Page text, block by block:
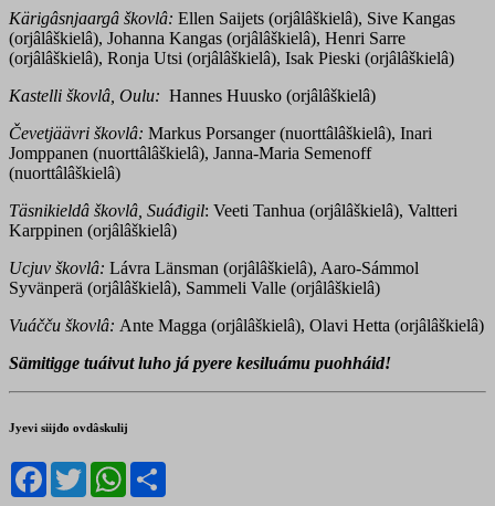
Kärigâsnjaargâ škovlâ: Ellen Saijets (orjâlâškielâ), Sive Kangas
(orjâlâškielâ), Johanna Kangas (orjâlâškielâ), Henri Sarre
(orjâlâškielâ), Ronja Utsi (orjâlâškielâ), Isak Pieski (orjâlâškielâ)
Kastelli škovlâ, Oulu: Hannes Huusko (orjâlâškielâ)
Čevetjäävri škovlâ: Markus Porsanger (nuorttâlâškielâ), Inari
Jomppanen (nuorttâlâškielâ), Janna-Maria Semenoff
(nuorttâlâškielâ)
Täsnikieldâ škovlâ, Suáđigil: Veeti Tanhua (orjâlâškielâ), Valtteri
Karppinen (orjâlâškielâ)
Ucjuv škovlâ: Lávra Länsman (orjâlâškielâ), Aaro-Sámmol
Syvänperä (orjâlâškielâ), Sammeli Valle (orjâlâškielâ)
Vuáčču škovlâ: Ante Magga (orjâlâškielâ), Olavi Hetta (orjâlâškielâ)
Sämitigge tuáivut luho já pyere kesiluámu puohháid!
Jyevi siijđo ovdâskulij
Facebook
TwitterWhatsApp